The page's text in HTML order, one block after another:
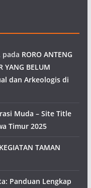
pada RORO ANTENG
YANG BELUM
dan Arkeologis di
Muda – Site Title
Timur 2025
TAMAN
Panduan Lengkap